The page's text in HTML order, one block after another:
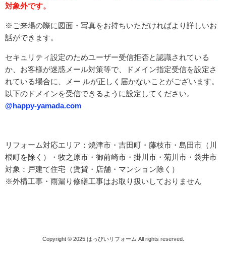
対象外です。
※ご来場の際に図面・写真をお持ちいただければより詳しいお
話ができます。
セキュリティ設定のためユーザー受信拒否と認識されている
か、お客様が迷惑メール対策等で、ドメイン指定受信を設定さ
れている場合に、メー ルが正しく届かないことがございます。
以下のドメインを受信できるように設定してください。
@happy-yamada.com
リフォーム対応エリア：焼津市・吉田町・藤枝市・島田市（川
根町を除く）・牧之原市・御前崎市・掛川市・菊川市・袋井市
対象：戸建て住宅（賃貸・店舗・マンション除く）
※外構工事・雨漏り修繕工事はお取り扱いしておりません
Copyright © 2025 はっぴいリフォーム All rights reserved.